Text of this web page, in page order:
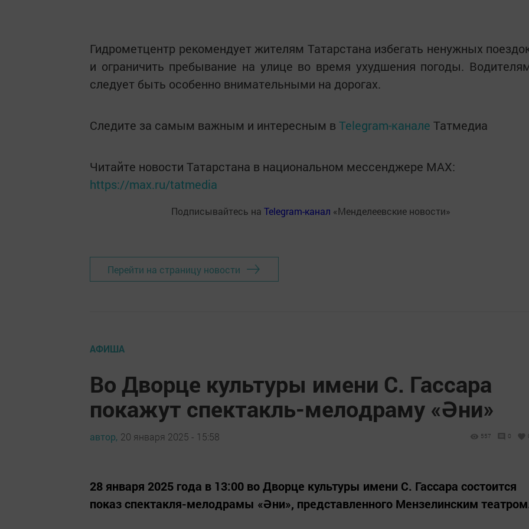
Гидрометцентр рекомендует жителям Татарстана избегать ненужных
и ограничить пребывание на улице во время ухудшения погоды.
следует быть особенно внимательными на дорогах.
Следите за самым важным и интересным в Telegram-канале Татмедиа
Читайте новости Татарстана в национальном мессенджере MАХ:
https://max.ru/tatmedia
Подписывайтесь на Telegram-канал «Менделеевские новости»
Перейти на страницу новости
АФИША
Во Дворце культуры имени С. Гассара
покажут спектакль-мелодраму «Әни»
автор, 20 января 2025 - 15:58 557 0
28 января 2025 года в 13:00 во Дворце культуры имени С. Гассара состоится
показ спектакля-мелодрамы «Әни», представленного Мензелинским